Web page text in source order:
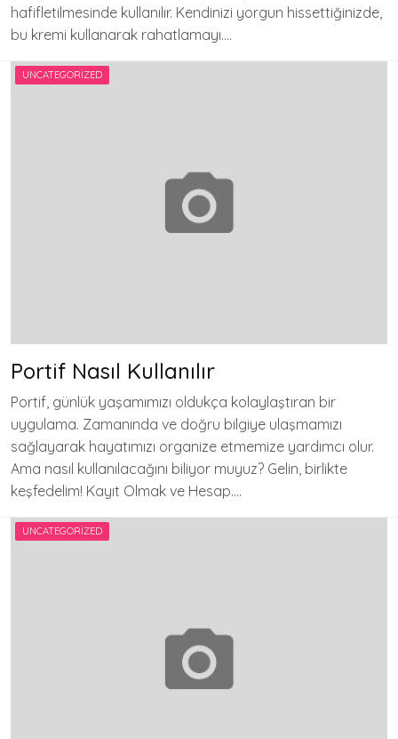
hafifletilmesinde kullanılır. Kendinizi yorgun hissettiğinizde,
bu kremi kullanarak rahatlamayı….
UNCATEGORIZED
Portif Nasıl Kullanılır
Portif, günlük yaşamımızı oldukça kolaylaştıran bir
uygulama. Zamanında ve doğru bilgiye ulaşmamızı
sağlayarak hayatımızı organize etmemize yardımcı olur.
Ama nasıl kullanılacağını biliyor muyuz? Gelin, birlikte
keşfedelim! Kayıt Olmak ve Hesap….
UNCATEGORIZED